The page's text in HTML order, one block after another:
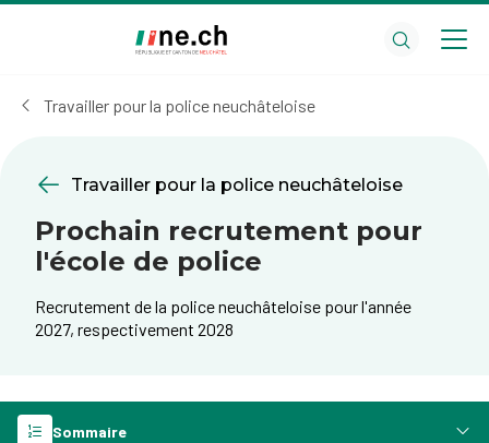
cookies
Travailler pour la police neuchâteloise
Travailler pour la police neuchâteloise
Prochain recrutement pour
l'école de police
​Recrutement de la police neuchâteloise pour l'année
2027, respectivement 2028
Sommaire